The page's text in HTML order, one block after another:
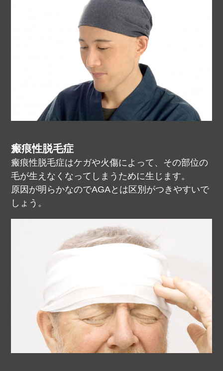
瘢痕性脱毛症
瘢痕性脱毛症はケガや火傷によって、その部位の
毛が生えなくなってしまうために生じます。
原因が明らかなのでAGAとは区別がつきやすいで
しょう。